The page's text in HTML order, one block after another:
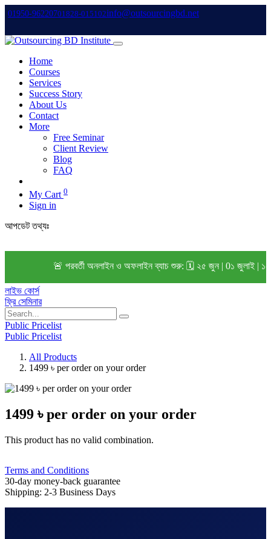
01950-96220701828-015102info@outsourcingbd.net
Home
Courses
Services
Success Story
About Us
Contact
More
Free Seminar
Client Review
Blog
FAQ
My Cart 0
Sign in
আপডেট তথ্যঃ
🚨 পরবর্তী অনলাইন ও অফলাইন ব্যাচ শুরু: 🗓️ ২৫ জুন | 0১ জুলাই | ১৫
লাইভ কোর্স
ফ্রি সেমিনার
Public Pricelist
Public Pricelist
All Products
1499 ৳ per order on your order
1499 ৳ per order on your order
This product has no valid combination.
Terms and Conditions
30-day money-back guarantee
Shipping: 2-3 Business Days